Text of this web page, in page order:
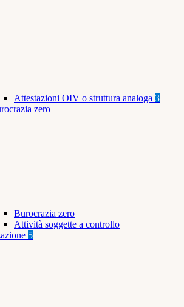
Attestazioni OIV o struttura analoga 3
zero
Burocrazia zero
Attività soggette a controllo
5